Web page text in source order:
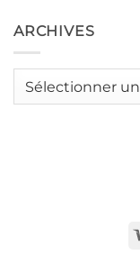
Grande
Motte
j’ai
créé
à
Le
matcha
boisson
ARCHIVES
Archives